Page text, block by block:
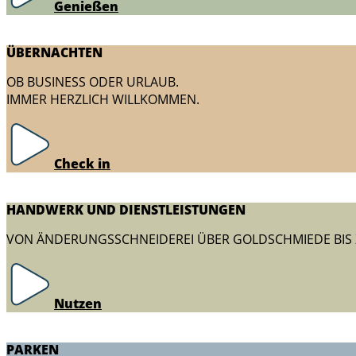
Genießen
ÜBERNACHTEN
OB BUSINESS ODER URLAUB.
IMMER HERZLICH WILLKOMMEN.
Check in
HANDWERK UND DIENSTLEISTUNGEN
VON ÄNDERUNGSSCHNEIDEREI ÜBER GOLDSCHMIEDE
Nutzen
PARKEN